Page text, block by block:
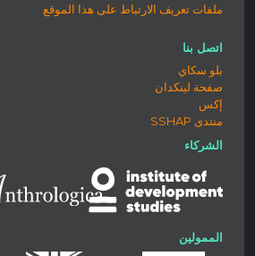
ملفات تعريف الارتباط على هذا الموقع
اتصل بنا
بلو سكاي
صفحة لينكدان
إكس
منتدى SSHAP
الشركاء
الممولين